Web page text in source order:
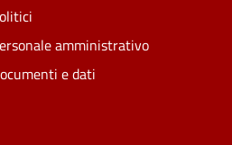
amministrativo
e dati